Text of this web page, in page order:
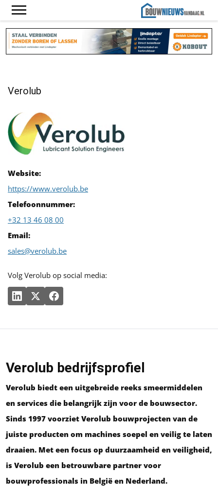
Verolub
Website:
https://www.verolub.be
Telefoonnummer:
+32 13 46 08 00
Email:
sales@verolub.be
Volg Verolub op social media:
Verolub bedrijfsprofiel
Verolub biedt een uitgebreide reeks smeermiddelen
en services die belangrijk zijn voor de bouwsector.
Sinds 1997 voorziet Verolub bouwprojecten van de
juiste producten om machines soepel en veilig te laten
draaien. Met een focus op duurzaamheid en veiligheid,
is Verolub een betrouwbare partner voor
bouwprofessionals in België en Nederland.